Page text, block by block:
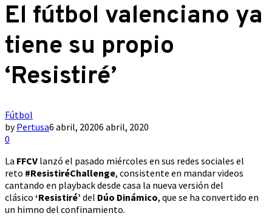
El fútbol valenciano ya
tiene su propio
‘Resistiré’
Fútbol
byPertusa6 abril, 20206 abril, 2020
0
La FFCV lanzó el pasado miércoles en sus redes sociales el
reto #ResistiréChallenge, consistente en mandar videos
cantando en playback desde casa la nueva versión del
clásico ‘Resistiré’ del Dúo Dinámico, que se ha convertido en
un himno del confinamiento.